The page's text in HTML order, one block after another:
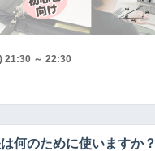
21:30 ～ 22:30
何のために使いますか？